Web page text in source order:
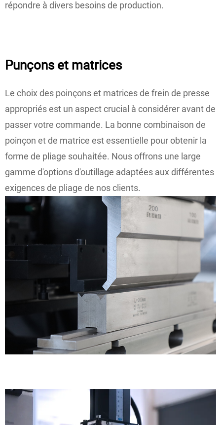
répondre à divers besoins de production.
Punçons et matrices
Le choix des poinçons et matrices de frein de presse
appropriés est un aspect crucial à considérer avant de
passer votre commande. La bonne combinaison de
poinçon et de matrice est essentielle pour obtenir la
forme de pliage souhaitée. Nous offrons une large
gamme d'options d'outillage adaptées aux différentes
exigences de pliage de nos clients.